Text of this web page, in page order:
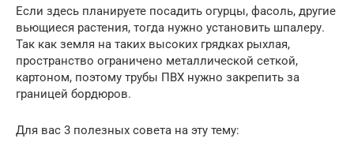
Если здесь планируете посадить огурцы, фасоль, другие
вьющиеся растения, тогда нужно установить шпалеру.
Так как земля на таких высоких грядках рыхлая,
пространство ограничено металлической сеткой,
картоном, поэтому трубы ПВХ нужно закрепить за
границей бордюров.
Для вас 3 полезных совета на эту тему: